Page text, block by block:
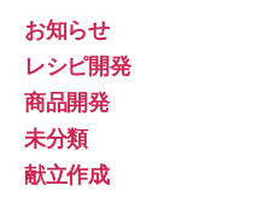
お知らせ
レシピ開発
商品開発
未分類
献立作成